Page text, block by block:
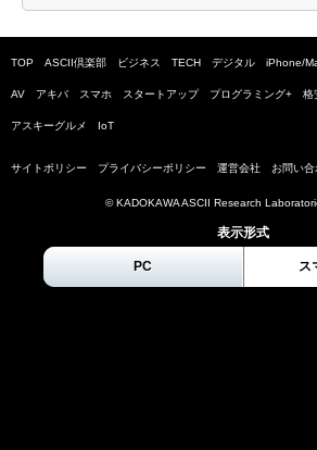
TOP ASCII倶楽部 ビジネス TECH デジタル iPhone/
AV アキバ スマホ スタートアップ プログラミング+ 格
アスキーグルメ IoT
サイトポリシー プライバシーポリシー 運営会社 お問い
© KADOKAWA ASCII Research
表示形式
PC ス